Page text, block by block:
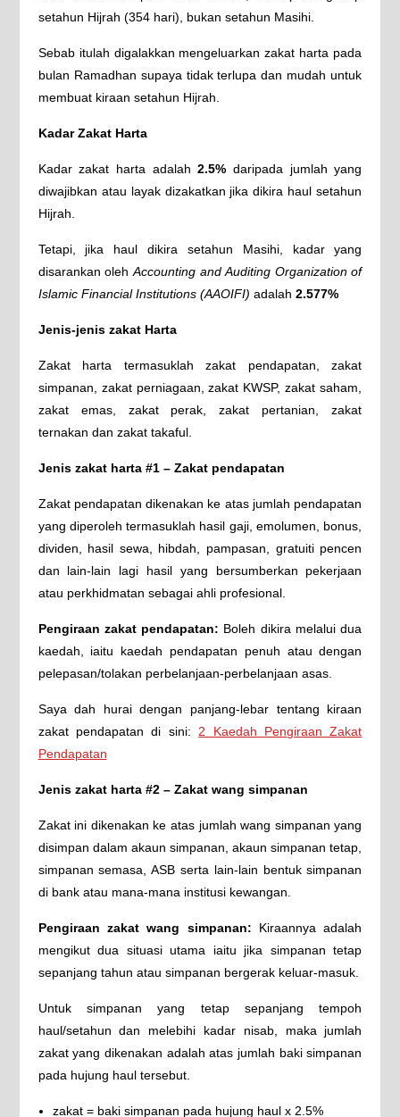
setahun Hijrah (354 hari), bukan setahun Masihi.
Sebab itulah digalakkan mengeluarkan zakat harta pada
bulan Ramadhan supaya tidak terlupa dan mudah untuk
membuat kiraan setahun Hijrah.
Kadar Zakat Harta
Kadar zakat harta adalah2.5% daripada jumlah yang
diwajibkan atau layak dizakatkan jika dikira haul setahun
Hijrah.
Tetapi, jika haul dikira setahun Masihi, kadar yang
disarankan olehAccounting and Auditing Organization of
Islamic Financial Institutions (AAOIFI) adalah 2.577%
Jenis-jenis zakat Harta
Zakat harta termasuklah zakat pendapatan, zakat
simpanan, zakat perniagaan, zakat KWSP, zakat saham,
zakat emas, zakat perak, zakat pertanian, zakat
ternakan dan zakat takaful.
Jenis zakat harta #1 – Zakat pendapatan
Zakat pendapatan dikenakan ke atas jumlah pendapatan
yang diperoleh termasuklah hasil gaji, emolumen, bonus,
dividen, hasil sewa, hibdah, pampasan, gratuiti pencen
dan lain-lain lagi hasil yang bersumberkan pekerjaan
atau perkhidmatan sebagai ahli profesional.
Pengiraan zakat pendapatan: Boleh dikira melalui dua
kaedah, iaitu kaedah pendapatan penuh atau dengan
pelepasan/tolakan perbelanjaan-perbelanjaan asas.
Saya dah hurai dengan panjang-lebar tentang kiraan
zakat pendapatan di sini: 2 Kaedah Pengiraan Zakat
Pendapatan
Jenis zakat harta #2 – Zakat wang simpanan
Zakat ini dikenakan ke atas jumlah wang simpanan yang
disimpan dalam akaun simpanan, akaun simpanan tetap,
simpanan semasa, ASB serta lain-lain bentuk simpanan
di bank atau mana-mana institusi kewangan.
Pengiraan zakat wang simpanan: Kiraannya adalah
mengikut dua situasi utama iaitu jika simpanan tetap
sepanjang tahun atau simpanan bergerak keluar-masuk.
Untuk simpanan yang tetap sepanjang tempoh
haul/setahun dan melebihi kadar nisab, maka jumlah
zakat yang dikenakan adalah atas jumlah baki simpanan
pada hujung haul tersebut.
zakat = baki simpanan pada hujung haul x 2.5%